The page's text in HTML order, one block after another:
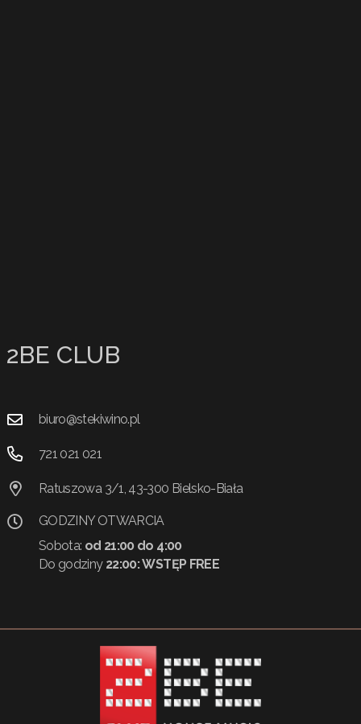
2BE CLUB
biuro@stekiwino.pl
721 021 021
Ratuszowa 3/1, 43-300 Bielsko-Biała
GODZINY OTWARCIA
Sobota: od 21:00 do 4:00
Do godziny 22:00:WSTĘP FREE